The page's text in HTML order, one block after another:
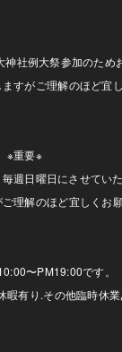
社例大祭参加のため
すがご理解のほど宜
※重要※
週日曜日にさせてい
理解のほど宜しくお願
〜PM19:00です。
暇有り.その他臨時休業